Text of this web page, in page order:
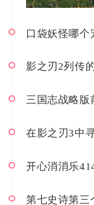
影之刃2列传
三国志战略版
在影之刃3中
开心消消乐
第七史诗第三